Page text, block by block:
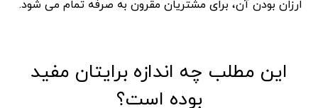
ارزان بودن آن، برای مشتریان مقرون به صرفه تمام می شود.
این مطلب چه اندازه برایتان مفید
بوده است؟